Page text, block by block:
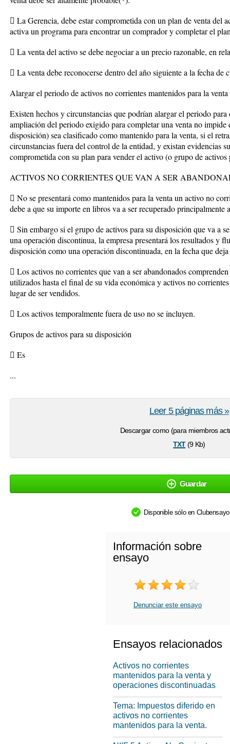
 La Gerencia, debe estar comprometida con un plan de venta del
activa un programa para encontrar un comprador y completar el
 La venta del activo se debe negociar a un precio razonable, en
 La venta debe reconocerse dentro del año siguiente a la fecha de
Alargar el periodo de activos no corrientes mantenidos para la venta
Existen hechos y circunstancias que podrían alargar el periodo
ampliación del periodo exigido para completar una venta no
disposición) sea clasificado como mantenido para la venta, si el
circunstancias fuera del control de la entidad, y existan evidencias
comprometida con su plan para vender el activo (o grupo de
ACTIVOS NO CORRIENTES QUE VAN A SER
 No se presentará como mantenidos para la venta un activo no
debe a que su importe en libros va a ser recuperado principalmente
 Sin embargo si el grupo de activos para su disposición que va a
una operación discontinua, la empresa presentará los resultados y
disposición como una operación discontinuada, en la fecha que
 Los activos no corrientes que van a ser abandonados
utilizados hasta el final de su vida económica y activos no
lugar de ser vendidos.
 Los activos temporalmente fuera de uso no se incluyen.
Grupos de activos para su disposición
 Es
...
Descargar como (para miembros
txt(9 Kb)
Leer 5 páginas más »
Guardar
Disponible sólo en
Información sobre
ensayo
Denunciar este ensayo
Ensayos relacionados
Activos no corrientes
mantenidos para la venta y
operaciones discontinuadas
Tema: Impuestos diferido en
activos no corrientes
mantenidos para la venta.